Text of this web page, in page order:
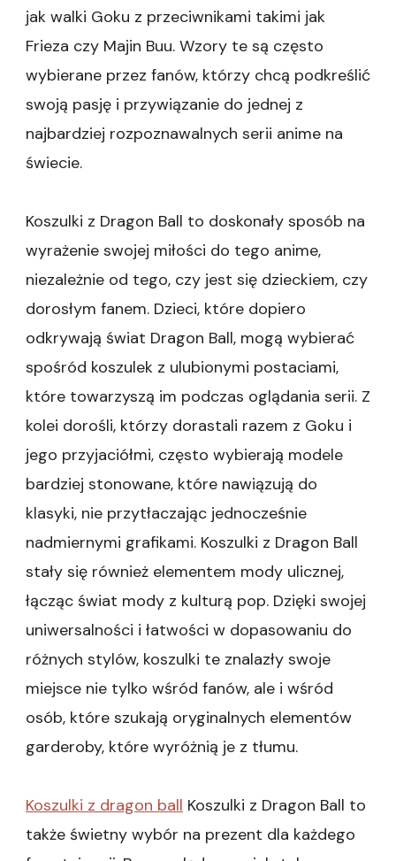
jak walki Goku z przeciwnikami takimi jak
Frieza czy Majin Buu. Wzory te są często
wybierane przez fanów, którzy chcą podkreślić
swoją pasję i przywiązanie do jednej z
najbardziej rozpoznawalnych serii anime na
świecie.
Koszulki z Dragon Ball to doskonały sposób na
wyrażenie swojej miłości do tego anime,
niezależnie od tego, czy jest się dzieckiem, czy
dorosłym fanem. Dzieci, które dopiero
odkrywają świat Dragon Ball, mogą wybierać
spośród koszulek z ulubionymi postaciami,
które towarzyszą im podczas oglądania serii. Z
kolei dorośli, którzy dorastali razem z Goku i
jego przyjaciółmi, często wybierają modele
bardziej stonowane, które nawiązują do
klasyki, nie przytłaczając jednocześnie
nadmiernymi grafikami. Koszulki z Dragon Ball
stały się również elementem mody ulicznej,
łącząc świat mody z kulturą pop. Dzięki swojej
uniwersalności i łatwości w dopasowaniu do
różnych stylów, koszulki te znalazły swoje
miejsce nie tylko wśród fanów, ale i wśród
osób, które szukają oryginalnych elementów
garderoby, które wyróżnią je z tłumu.
Koszulki z dragon ball Koszulki z Dragon Ball to
także świetny wybór na prezent dla każdego